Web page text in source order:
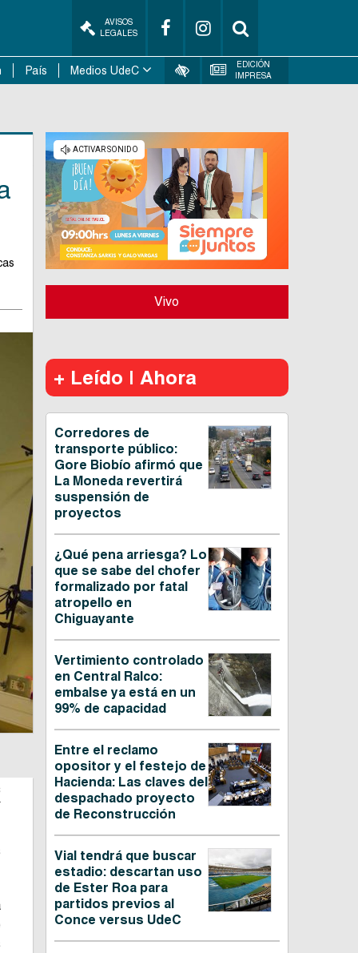
AVISOS
LEGALES
País Medios UdeC
EDICIÓN
IMPRESA
Vivo
+ Leído | Ahora
Corredores de
transporte público:
Gore Biobío afirmó que
La Moneda revertirá
suspensión de
proyectos
¿Qué pena arriesga? Lo
que se sabe del chofer
formalizado por fatal
atropello en
Chiguayante
Vertimiento controlado
en Central Ralco:
embalse ya está en un
99% de capacidad
Entre el reclamo
opositor y el festejo de
Hacienda: Las claves del
despachado proyecto
de Reconstrucción
Vial tendrá que buscar
estadio: descartan uso
de Ester Roa para
partidos previos al
Conce versus UdeC